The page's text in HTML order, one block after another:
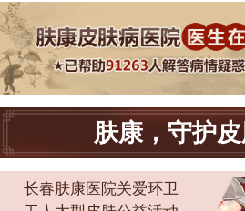
肤康，守护
长春肤康医院关爱环卫